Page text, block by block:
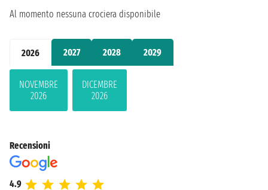
2026 2027 2028 2029
NOVEMBRE
2026
DICEMBRE
2026
Al momento nessuna crociera disponibile
Recensioni
4.9